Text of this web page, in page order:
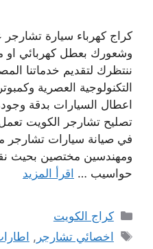
كراج كهرباء سيارة تشارجر
وشعورك بعطل كهربائي او
ننتظرك لتقديم خدماتنا
التكنولوجية العصرية
اعطال السيارات بدقة
تصليح تشارجر الكويت
في صيانة سيارات تشارجر
ومهندسين مختصين بحيث
حواسيب … اقرأ المزيد
التصنيفات
كراج الكويت
الوسوم
اخصائي تشارجر ,